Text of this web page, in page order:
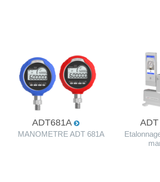
ADT681A
MANOMETRE ADT 681A